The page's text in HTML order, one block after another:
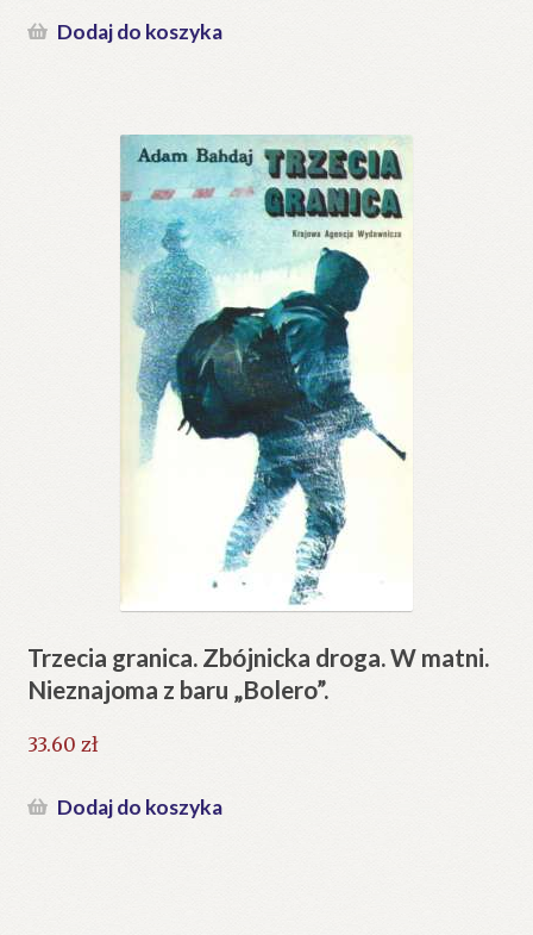
Dodaj do koszyka
Trzecia granica. Zbójnicka droga. W matni.
Nieznajoma z baru „Bolero”.
33.60 zł
Dodaj do koszyka